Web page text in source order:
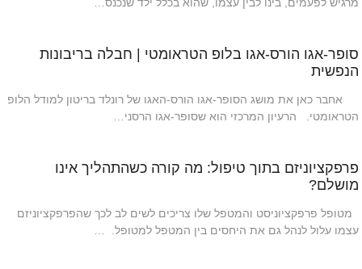
סופר-אגו הורס-אגו בלופ הטראומטי | חבלה בריבונות
הנפשית
אחבר כאן את מושג הסופר-אגו הורס-האגו של רונלד בריטון למודל הלופ
הטראומטי. הרעיון המרכזי הוא שסופר-אגו הרסני…
פרפקציוניזם בתוך טיפול: מה קורה כשהתהליך אינו
מושלם?
מטופל פרפקציוניסט והמטפל שלו צריכים לשים לב לכך שהפרפקציוניזם
עצמו עלול לנהל גם את היחסים בין המטפל למטופל. …